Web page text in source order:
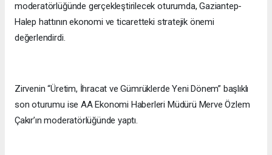
moderatörlüğünde gerçekleştirilecek oturumda, Gaziantep-
Halep hattının ekonomi ve ticaretteki stratejik önemi
değerlendirdi.
Zirvenin “Üretim, İhracat ve Gümrüklerde Yeni Dönem” başlıklı
son oturumu ise AA Ekonomi Haberleri Müdürü Merve Özlem
Çakır’ın moderatörlüğünde yaptı.